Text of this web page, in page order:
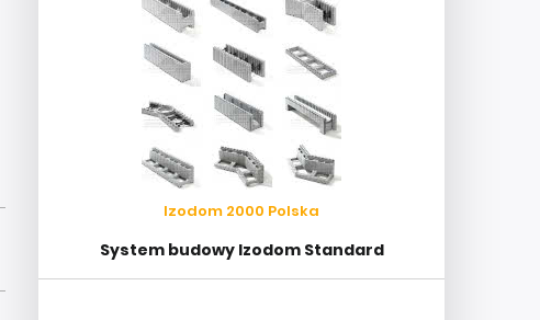
Izodom 2000 Polska
System budowy Izodom Standard